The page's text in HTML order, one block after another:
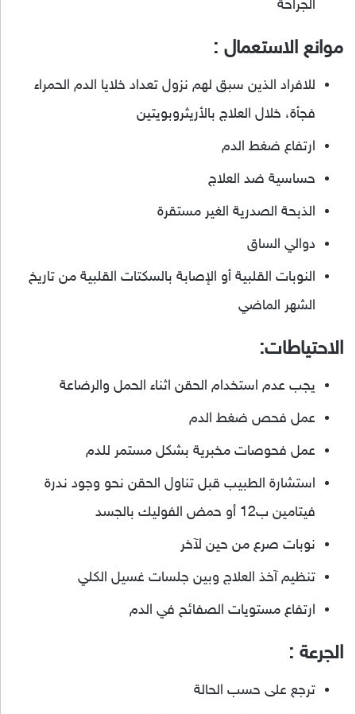
الجراحة
موانع الاستعمال :
للافراد الذين سبق لهم نزول تعداد خلايا الدم الحمراء
فجأة، خلال العلاج بالأريثروبويتين
ارتفاع ضغط الدم
حساسية ضد العلاج
الذبحة الصدرية الغير مستقرة
دوالي الساق
النوبات القلبية أو الإصابة بالسكتات القلبية من تاريخ
الشهر الماضي
الاحتياطات:
يجب عدم استخدام الحقن اثناء الحمل والرضاعة
عمل فحص ضغط الدم
عمل فحوصات مخبرية بشكل مستمر للدم
استشارة الطبيب قبل تناول الحقن نحو وجود ندرة
فيتامين ب12 أو حمض الفوليك بالجسد
نوبات صرع من حين لآخر
تنظيم آخذ العلاج وبين جلسات غسيل الكلي
ارتفاع مستويات الصفائح في الدم
الجرعة :
ترجع على حسب الحالة